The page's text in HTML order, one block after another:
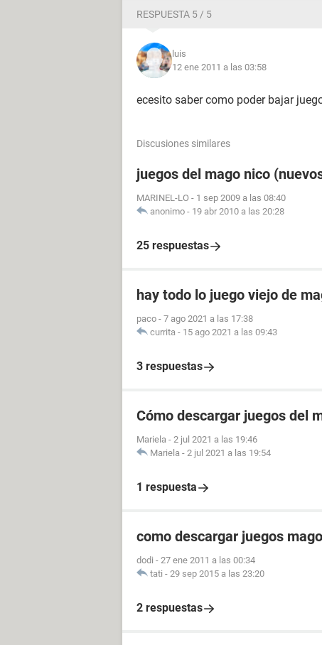
RESPUESTA 5 / 5
luis
12 ene 2011 a las 03:58
ecesito saber como poder bajar
Discusiones similares
juegos del mago nico
MARINEL-LO - 1 sep 2009 a las 08:40
anonimo - 19 abr 2010 a las 20:28
25 respuestas
hay todo lo juego viejo de
paco - 7 ago 2021 a las 17:38
currita - 15 ago 2021 a las 09:43
3 respuestas
Cómo descargar juegos del
Mariela - 2 jul 2021 a las 19:46
Mariela - 2 jul 2021 a las 19:54
1 respuesta
como descargar juegos
dodi - 27 ene 2011 a las 00:34
tati - 29 sep 2015 a las 23:20
2 respuestas